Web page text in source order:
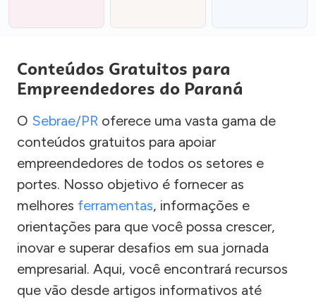
Conteúdos Gratuitos para
Empreendedores do Paraná
O Sebrae/PR oferece uma vasta gama de
conteúdos gratuitos para apoiar
empreendedores de todos os setores e
portes. Nosso objetivo é fornecer as
melhores ferramentas, informações e
orientações para que você possa crescer,
inovar e superar desafios em sua jornada
empresarial. Aqui, você encontrará recursos
que vão desde artigos informativos até